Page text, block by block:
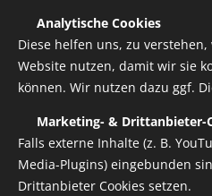
Aufbügelbare Druck für
Analytische Cookies
Diese helfen uns, zu
Website nutzen, damit wir sie
können. Wir nutzen dazu ggf.
Marketing- & Drittanbieter-
Falls externe Inhalte (z. B.
Media-Plugins) eingebunden
Drittanbieter Cookies setzen.